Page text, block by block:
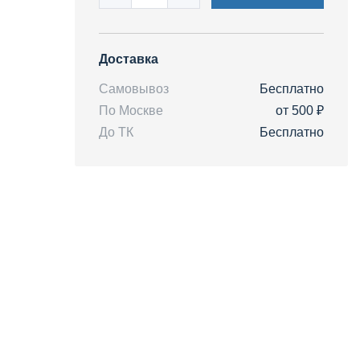
Доставка
Самовывоз
Бесплатно
По Москве
от 500 ₽
До ТК
Бесплатно